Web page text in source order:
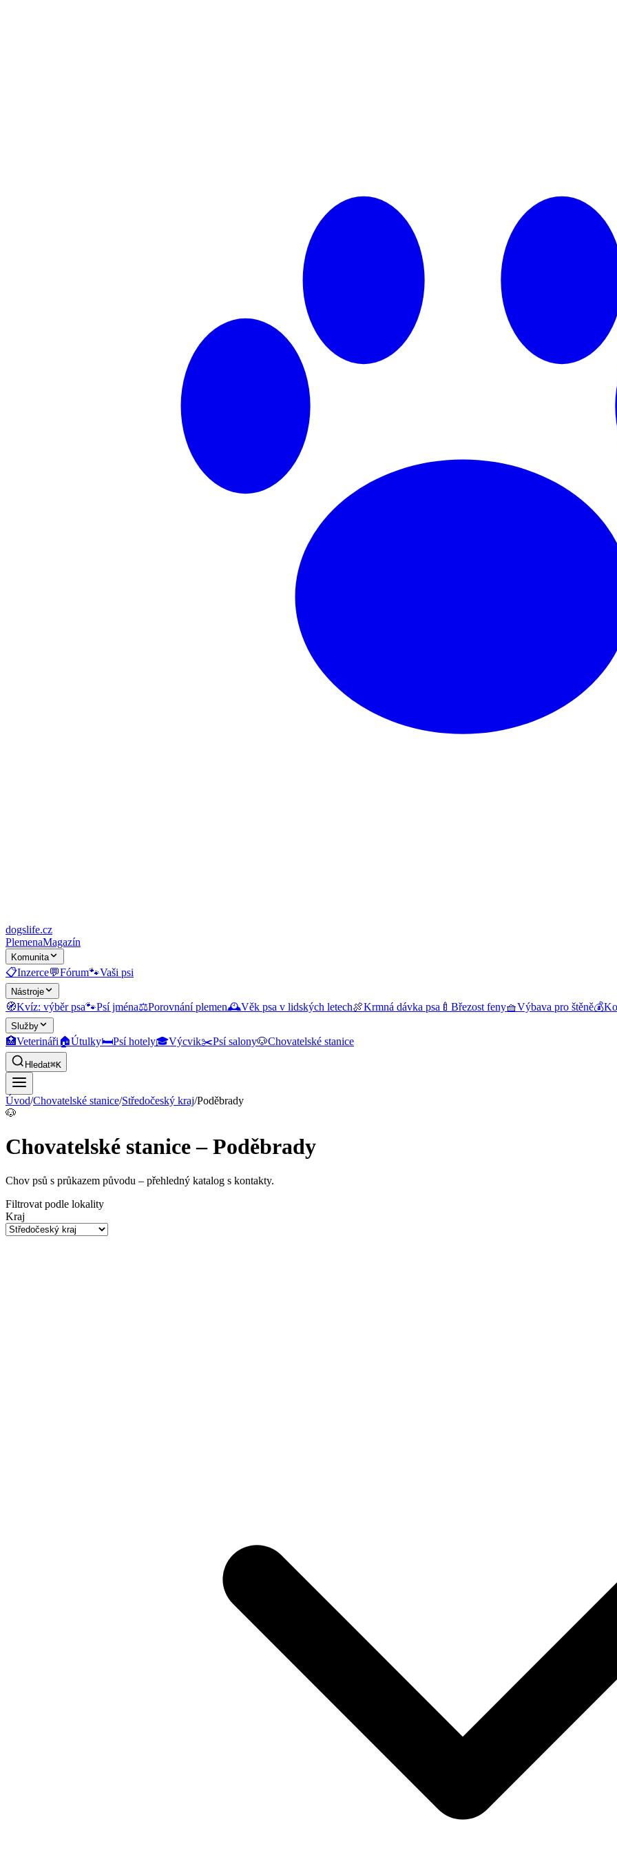
dogslife.cz
PlemenaMagazín
Komunita
📋Inzerce💬Fórum🐾Vaši psi
Nástroje
🧭Kvíz: výběr psa🐾Psí jména⚖️Porovnání plemen🕰️Věk psa v lidských letech🍖Krmná dávka psa 🍼 Březost feny🧺Výbava pro štěně💰
Služby
🏥Veterináři🏠Útulky🛏️Psí hotely🎓Výcvik✂️Psí salony🐶Chovatelské stanice
Hledat⌘K
Úvod/Chovatelské stanice/Středočeský kraj/Poděbrady
🐶
Chovatelské stanice – Poděbrady
Chov psů s průkazem původu – přehledný katalog s kontakty.
Filtrovat podle lokality
Kraj